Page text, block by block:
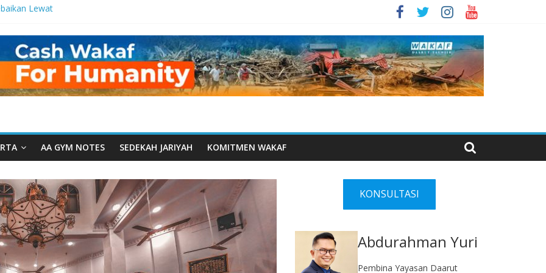
Lewat
Manfaat
dari Serua:
Yayasan
Daarut Tauhiid
Ketika
Wakaf
Wakaf
AA GYM NOTES SEDEKAH JARIYAH KOMITMEN WAKAF
KONSULTASI
Abdurahman Yuri
Pembina Yayasan Daarut